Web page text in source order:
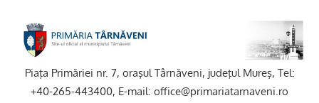
content
Piaţa Primăriei nr. 7, oraşul Târnăveni, judeţul Mureş, Tel:
+40-265-443400, E-mail: office@primariatarnaveni.ro